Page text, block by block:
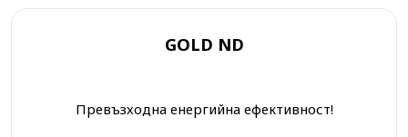
GOLD ND
Превъзходна енергийна ефективност!